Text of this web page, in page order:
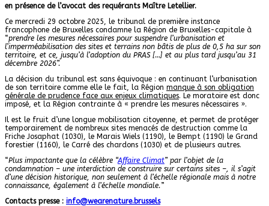
en présence de l’avocat des requérants Maître Letellier.
Ce mercredi 29 octobre 2025, le tribunal de première instance
francophone de Bruxelles condamne la Région de Bruxelles-capitale à
“prendre les mesures nécessaires pour suspendre l’urbanisation et
l’imperméabilisation des sites et terrains non bâtis de plus de 0,5 ha sur son
territoire, et ce, jusqu’à l’adoption du PRAS […] et au plus tard jusqu’au 31
décembre 2026”.
La décision du tribunal est sans équivoque : en continuant l’urbanisation
de son territoire comme elle le fait, la Région manque à son obligation
générale de prudence face aux enjeux climatiques. Le moratoire est donc
imposé, et la Région contrainte à « prendre les mesures nécessaires ».
Il est le fruit d’une longue mobilisation citoyenne, et permet de protéger
temporairement de nombreux sites menacés de destruction comme la
Friche Josaphat (1030), le Marais Wiels (1190), le Bempt (1190) le Grand
forestier (1160), le Carré des chardons (1030) et de plusieurs autres.
“Plus impactante que la célèbre “Affaire Climat” par l’objet de la
condamnation – une interdiction de construire sur certains sites –, il s’agit
d’une décision historique, non seulement à l’échelle régionale mais à notre
connaissance, également à l’échelle mondiale.”
Contacts presse : info@wearenature.brussels